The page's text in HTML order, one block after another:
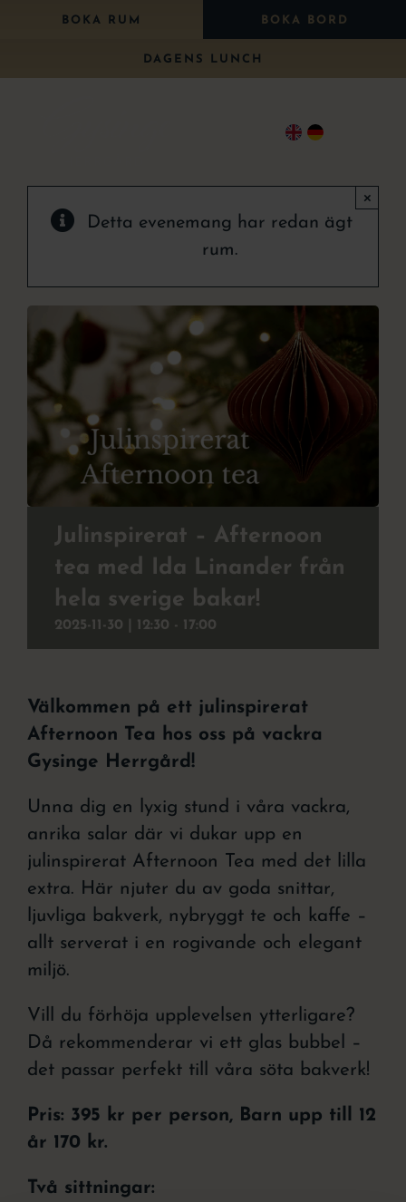
FortsättBOKA RUM BOKA BORD
DAGENS LUNCH
Konferens
Att uppleva
Kontakt
Event
Om hotellet
Detta evenemang har redan ägt
rum.
×
Julinspirerat – Afternoon
tea med Ida Linander från
hela sverige bakar!
2025-11-30 | 12:30 - 17:00
Välkommen på ett julinspirerat
Afternoon Tea hos oss på vackra
Gysinge Herrgård!
Unna dig en lyxig stund i våra vackra,
anrika salar där vi dukar upp en
julinspirerat Afternoon Tea med det lilla
extra. Här njuter du av goda snittar,
ljuvliga bakverk, nybryggt te och kaffe –
allt serverat i en rogivande och elegant
miljö.
Vill du förhöja upplevelsen ytterligare?
Då rekommenderar vi ett glas bubbel –
det passar perfekt till våra söta bakverk!
Pris: 395 kr per person, Barn upp till 12
år 170 kr.
Två sittningar: